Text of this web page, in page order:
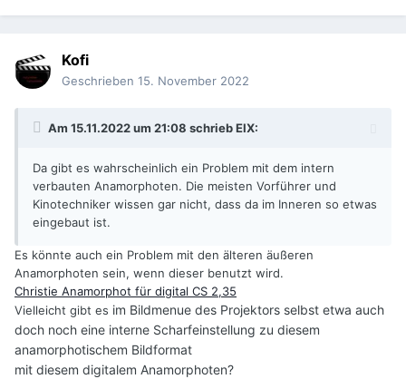
Kofi
Geschrieben 15. November 2022
Am 15.11.2022 um 21:08 schriebEIX:
Da gibt es wahrscheinlich ein Problem mit dem intern
verbauten Anamorphoten. Die meisten Vorführer und
Kinotechniker wissen gar nicht, dass da im Inneren so etwas
eingebaut ist.
Es könnte auch ein Problem mit den älteren äußeren
Anamorphoten sein, wenn dieser benutzt wird.
Christie Anamorphot für digital CS 2,35
Vielleicht gibt es im Bildmenue des Projektors selbst etwa auch
doch noch eine interne Scharfeinstellung zu diesem
anamorphotischem Bildformat
mit diesem digitalem Anamorphoten?